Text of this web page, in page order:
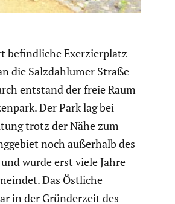
befind­liche Exerzier­platz
die Salzdah­lumer Straße
entstand der freie Raum
Der Park lag bei
trotz der Nähe zum
noch außerhalb des
wurde erst viele Jahre
Das Östliche
in der Gründer­zeit des